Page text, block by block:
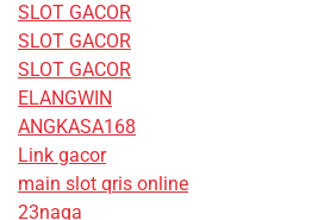
SLOT GACOR
SLOT GACOR
SLOT GACOR
ELANGWIN
ANGKASA168
Link gacor
main slot qris online
23naga